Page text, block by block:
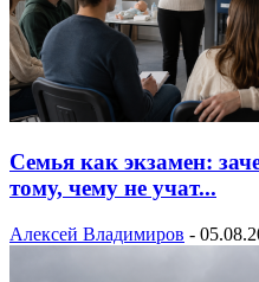
Семья как экзамен:
тому, чему не учат...
Алексей Владимиров -